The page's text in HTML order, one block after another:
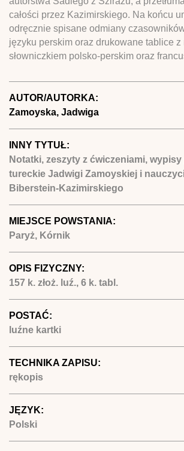
całości przez Kazimirskiego. Na końcu
odręcznie spisane odmiany
języku perskim oraz drukowane tablice z
słowniczkiem polsko-perskim oraz
AUTOR/AUTORKA:
Zamoyska, Jadwiga
INNY TYTUŁ:
Notatki, zeszyty z ćwiczeniami,
tureckie Jadwigi Zamoyskiej i
Biberstein-Kazimirskiego
MIEJSCE POWSTANIA:
Paryż, Kórnik
OPIS FIZYCZNY:
157 k. złoż. luź., 6 k. tabl.
POSTAĆ:
luźne kartki
TECHNIKA ZAPISU:
rękopis
JĘZYK:
Polski